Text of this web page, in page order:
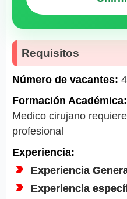
Requisitos
Número de vacantes: 4
Formación Académica:
Medico cirujano
profesional
Experiencia:
Experiencia
Experiencia